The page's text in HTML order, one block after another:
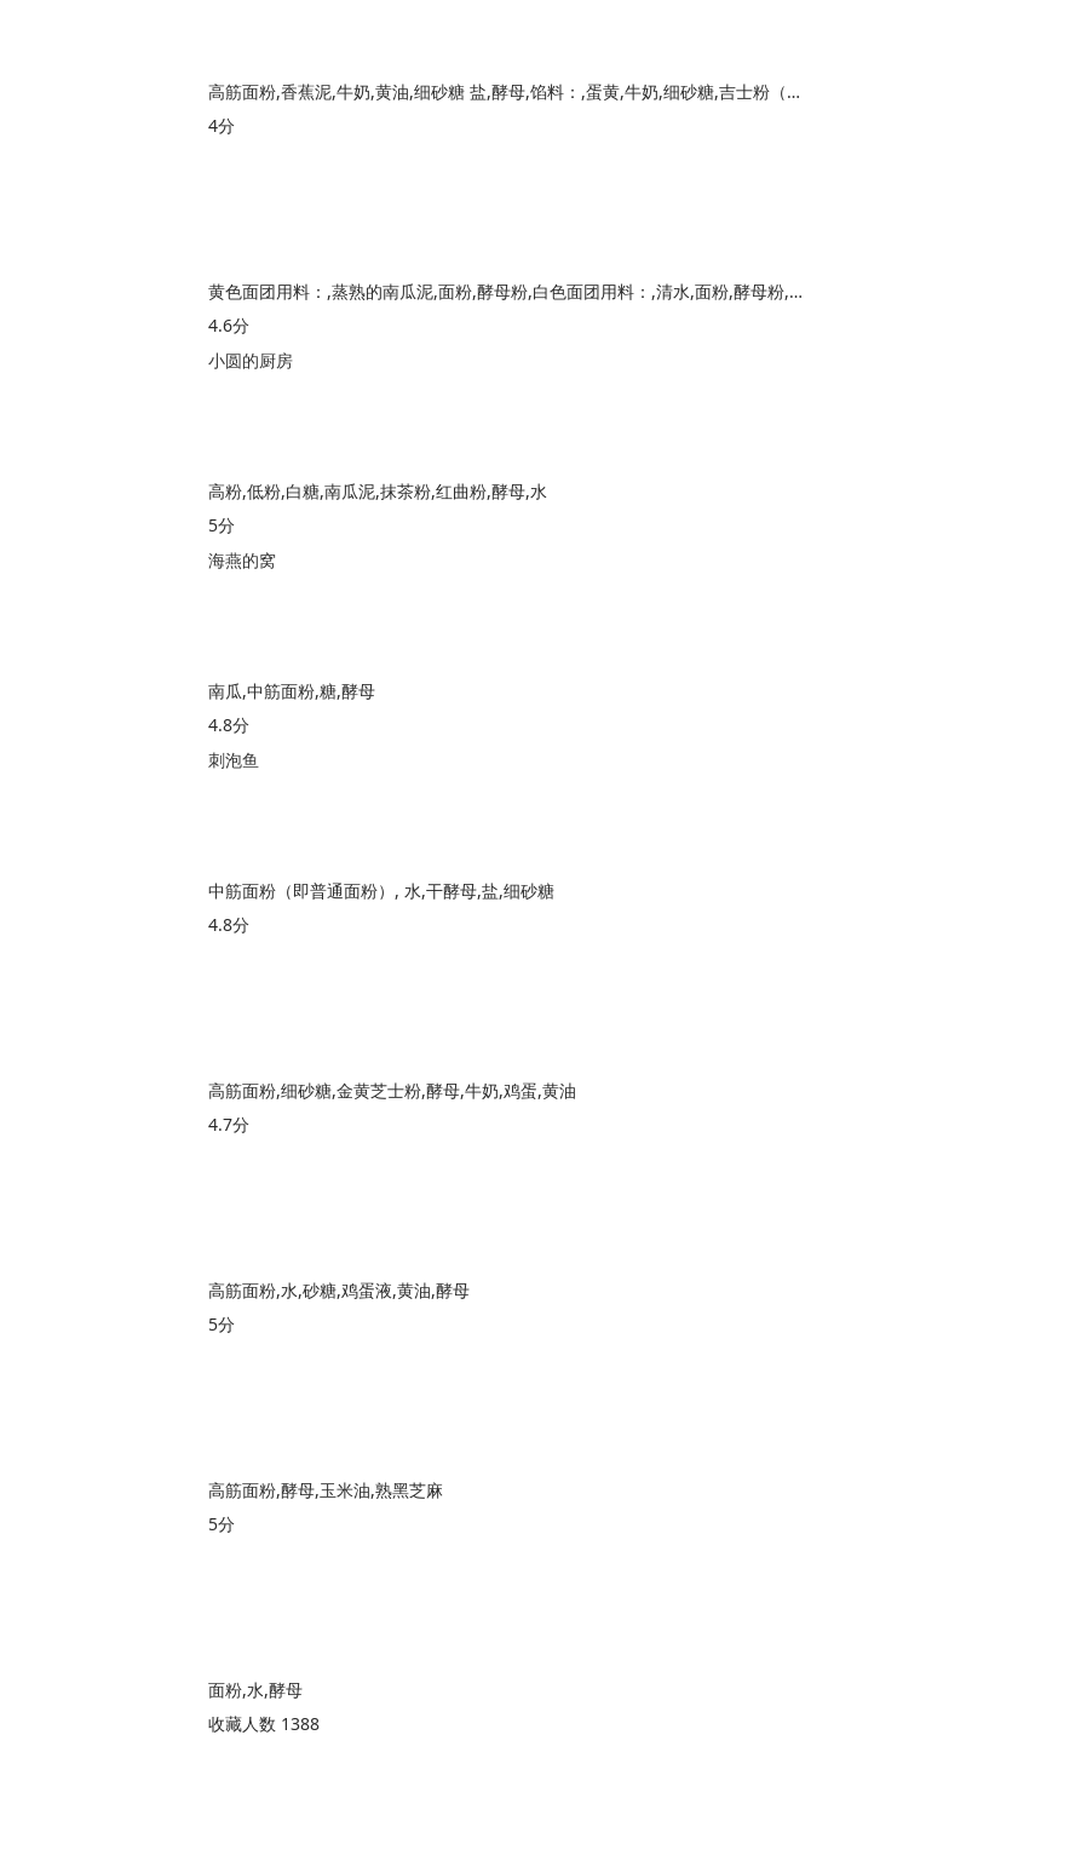
高筋面粉,香蕉泥,牛奶,黄油,细砂糖 盐,酵母,馅料：,蛋黄,牛奶,细砂糖,吉士粉（可不加）,玉米淀粉
4分
黄色面团用料：,蒸熟的南瓜泥,面粉,酵母粉,白色面团用料：,清水,面粉,酵母粉,黑色面团用料：,可可粉,面粉,清水,酵母粉,绿色面团用料：,青菜汁,面粉,酵母粉
4.6分
小圆的厨房
高粉,低粉,白糖,南瓜泥,抹茶粉,红曲粉,酵母,水
5分
海燕的窝
南瓜,中筋面粉,糖,酵母
4.8分
刺泡鱼
中筋面粉（即普通面粉）, 水,干酵母,盐,细砂糖
4.8分
高筋面粉,细砂糖,金黄芝士粉,酵母,牛奶,鸡蛋,黄油
4.7分
高筋面粉,水,砂糖,鸡蛋液,黄油,酵母
5分
高筋面粉,酵母,玉米油,熟黑芝麻
5分
面粉,水,酵母
收藏人数 1388